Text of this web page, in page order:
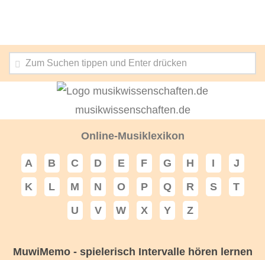
musikwissenschaften.de
Online-Musiklexikon
A B C D E F G H I
J
K
L M N O P Q R S
T
U
V W X Y Z
MuwiMemo - spielerisch Intervalle hören lernen